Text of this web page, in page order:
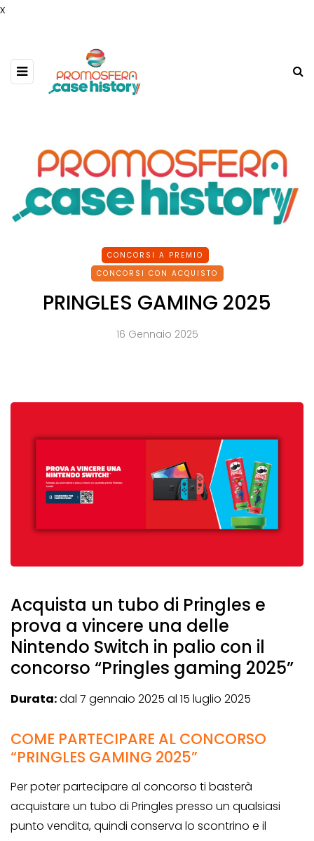
x
CONCORSI A PREMIO
CONCORSI CON ACQUISTO
PRINGLES GAMING 2025
16 Gennaio 2025
Acquista un tubo di Pringles e
prova a vincere una delle
Nintendo Switch in palio con il
concorso “Pringles gaming 2025”
Durata:dal 7 gennaio 2025 al 15 luglio 2025
COME PARTECIPARE AL CONCORSO
“PRINGLES GAMING 2025”
Per poter partecipare al concorso ti basterà
acquistare un tubo di Pringles presso un qualsiasi
punto vendita, quindi conserva lo scontrino e il